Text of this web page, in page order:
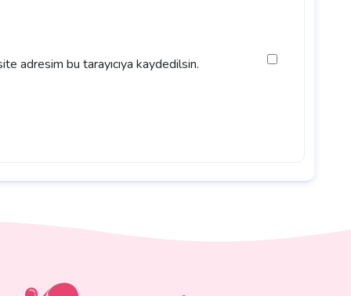
adresim bu tarayıcıya kaydedilsin.